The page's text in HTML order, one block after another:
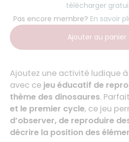
télécharger
Pas encore membre? En savoir
Ajouter au panier
Ajoutez une activité ludique
avec ce jeu éducatif de
thème des dinosaures.
et le premier cycle, ce jeu
d’observer, de reproduire
décrire la position des